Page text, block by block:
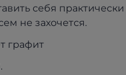
себя
не захочется.
графит